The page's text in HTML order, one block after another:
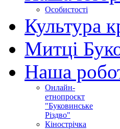
Особистості
Культура
Митці
Наша
Онлайн-
етнопроєкт
"Буковинське
Різдво"
Кінострічка